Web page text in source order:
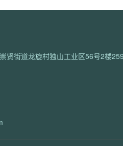
贤街道龙旋村独山工业区56号2楼